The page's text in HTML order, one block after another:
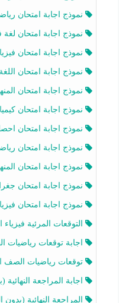
نموذج اجابة امتحان
نموذج اجابة امتحان لغة فرنسية
نموذج اجابة امتحان فيزياء
نموذج اجابة امتحان اللغة
نموذج اجابة امتحان المنهج الكامل
نموذج اجابة امتحان كيمياء
نموذج اجابة امتحان احصاء
نموذج اجابة امتحان رياضيات
نموذج اجابة امتحان المنهج
نموذج اجابة امتحان جغرافيا
نموذج اجابة امتحان فيزياء
التوقعات المرئية فيزياء الصف
اجابة توقعات رياضيات الصف
توقعات رياضيات الصف الحادي
اجابة المراجعة النهائية (بدون
المراجعة النهائية (بدون المعلق)